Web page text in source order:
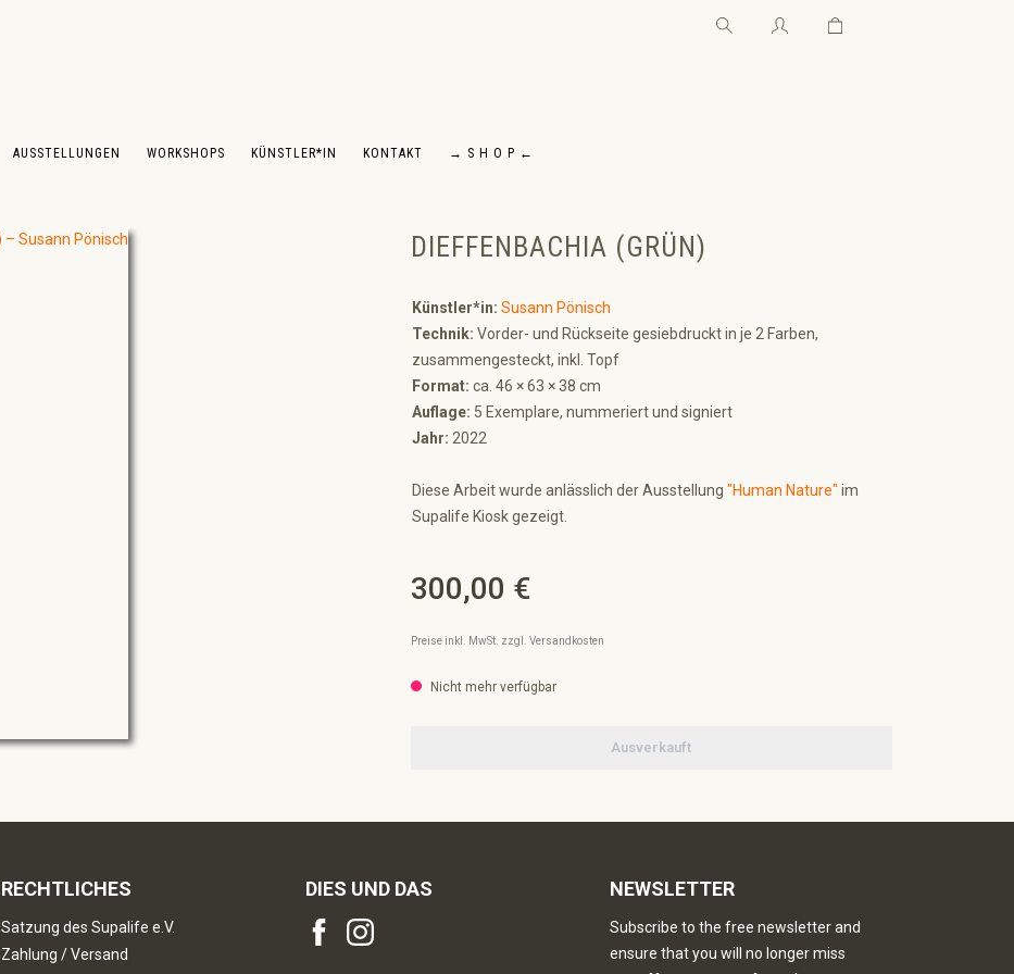
Warenkorb enthält 0
AUSSTELLUNGEN WORKSHOPS KÜNSTLER*IN KONTAKT → S H O P ←
DIEFFENBACHIA (GRÜN)
Künstler*in: Susann Pönisch
Technik: Vorder- und Rückseite gesiebdruckt in je 2 Farben,
zusammengesteckt, inkl. Topf
Format: ca. 46 × 63 × 38 cm
Auflage: 5 Exemplare, nummeriert und signiert
Jahr: 2022
Diese Arbeit wurde anlässlich der Ausstellung "Human Nature" im
Supalife Kiosk gezeigt.
Regulärer Preis:
300,00 €
Preise inkl. MwSt. zzgl. Versandkosten
Nicht mehr verfügbar
Ausverkauft
RECHTLICHES
Satzung des Supalife e.V.
Zahlung / Versand
DIES UND DAS NEWSLETTER
Subscribe to the free newsletter and
ensure that you will no longer miss